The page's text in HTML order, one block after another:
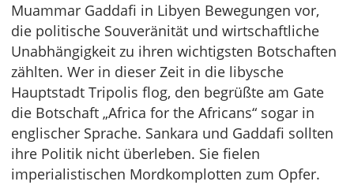
Muammar Gaddafi in Libyen Bewegungen vor,
die politische Souveränität und wirtschaftliche
Unabhängigkeit zu ihren wichtigsten Botschaften
zählten. Wer in dieser Zeit in die libysche
Hauptstadt Tripolis flog, den begrüßte am Gate
die Botschaft „Africa for the Africans“ sogar in
englischer Sprache. Sankara und Gaddafi sollten
ihre Politik nicht überleben. Sie fielen
imperialistischen Mordkomplotten zum Opfer.